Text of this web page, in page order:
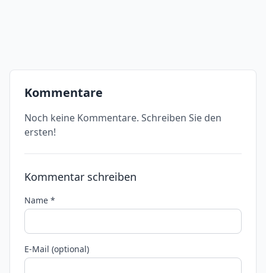
Kommentare
Noch keine Kommentare. Schreiben Sie den
ersten!
Kommentar schreiben
Name *
E-Mail (optional)